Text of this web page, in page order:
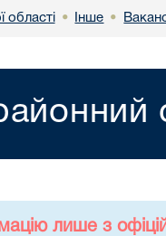
області • Інше •
лише з